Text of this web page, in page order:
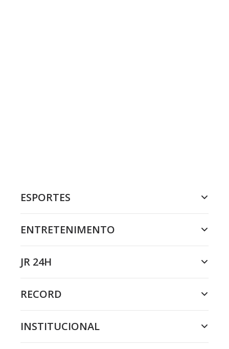
ESPORTES
ENTRETENIMENTO
JR 24H
RECORD
INSTITUCIONAL